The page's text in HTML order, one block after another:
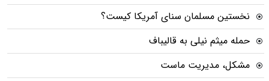
نخستین مسلمان سنای آمریکا کیست؟
حمله میثم نیلی به قالیباف
مشکل، مدیریت ماست